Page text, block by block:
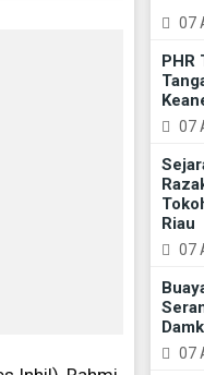
07
PHR
07
Riau
07
07